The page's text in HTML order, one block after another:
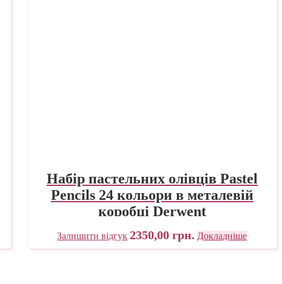
Набір пастельних олівців Pastel
Pencils 24 кольори в металевій
коробці Derwent
Залишити відгук 2350,00грн. Докладніше